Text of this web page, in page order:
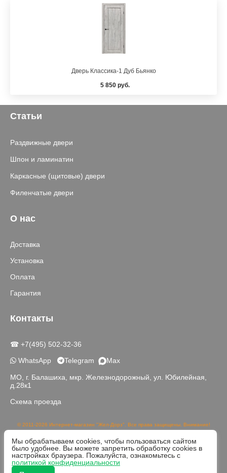
Дверь Классика-1 Дуб Бьянко
5 850 руб.
Статьи
Раздвижные двери
Шпон и ламинатин
Каркасные (щитовые) двери
Филенчатые двери
О нас
Доставка
Установка
Оплата
Гарантия
Контакты
☎ +7(495) 502-32-36
WhatsApp
Telegram Max
МО, г. Балашиха, мкр. Железнодорожный, ул. Юбилейная,
д.28к1
Схема проезда
© 2011-2026 Интернет-магазин "Жел-Дорз". Все права защищены. Внимание!
публичной офертой, определяемой положениями части 2 статьи 437 ГК РФ.
Реальный цвет товаров может отличаться от изображений на сайте в связи с
различной цветопередачей устройств для просмотра.
Мы обрабатываем cookies, чтобы пользоваться сайтом
было удобнее. Вы можете запретить обработку cookies в
настройках браузера. Пожалуйста, ознакомьтесь с
политикой конфиденциальности